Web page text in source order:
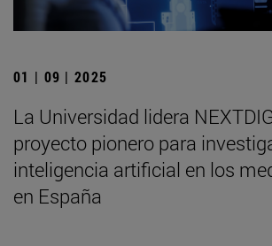
01 | 09 | 2025
La Universidad lidera
proyecto pionero para
inteligencia artificial en los
en España